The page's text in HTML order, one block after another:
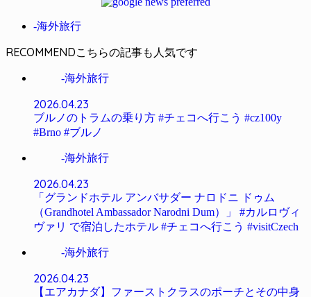
-海外旅行
RECOMMEND
-海外旅行
2026.04.23
ブルノのトラムの乗り方 #チェコへ行こう #cz100y
#Brno #ブルノ
-海外旅行
2026.04.23
「グランドホテル アンバサダー ナロドニ ドゥム
（Grandhotel Ambassador Narodni Dum）」 #カルロヴィ
ヴァリ で宿泊したホテル #チェコへ行こう #visitCzech
-海外旅行
2026.04.23
【エアカナダ】ファーストクラスのポーチとその中身